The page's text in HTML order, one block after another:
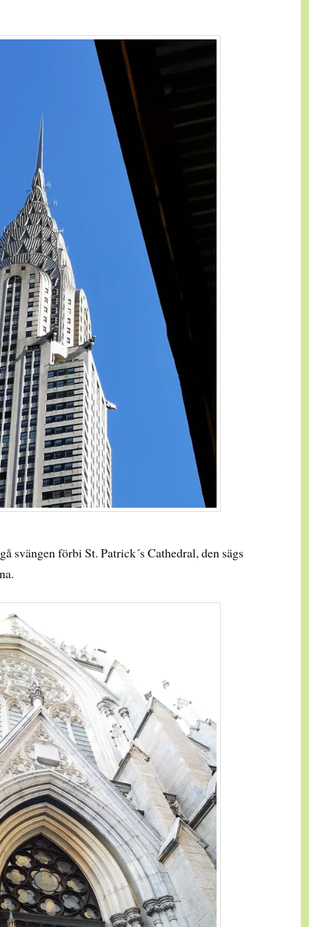
svängen förbi St. Patrick´s Cathedral, den sägs